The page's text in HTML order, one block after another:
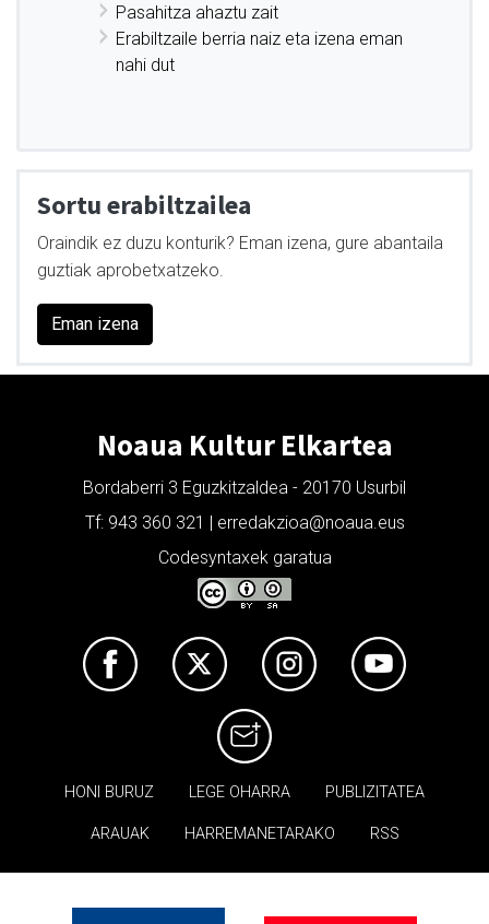
Pasahitza ahaztu zait
Erabiltzaile berria naiz eta izena eman
nahi dut
Sortu erabiltzailea
Oraindik ez duzu konturik? Eman izena, gure abantaila
guztiak aprobetxatzeko.
Noaua Kultur Elkartea
Bordaberri 3 Eguzkitzaldea - 20170 Usurbil
Tf: 943 360 321 | erredakzioa@noaua.eus
Codesyntaxek garatua
HONI BURUZ LEGE OHARRA PUBLIZITATEA
ARAUAK HARREMANETARAKO RSS